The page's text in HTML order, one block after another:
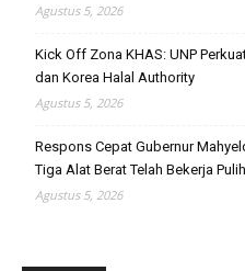
Agustus 5, 2026
Kick Off Zona KHAS: UNP
dan Korea Halal Authority
Agustus 5, 2026
Respons Cepat Gubernur
Tiga Alat Berat Telah Bekerja
Agustus 5, 2026